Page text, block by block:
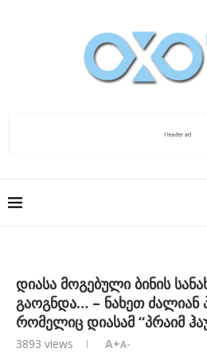
დიასა მოგებული ბინის
გაოგნდა… – ნახეთ ძალიან
რომელიც დიასამ “პრაიმ
3893 views A+A-